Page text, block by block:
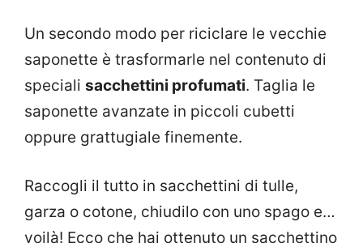
Un secondo modo per riciclare le vecchie
saponette è trasformarle nel contenuto di
speciali sacchettini profumati. Taglia le
saponette avanzate in piccoli cubetti
oppure grattugiale finemente.
Raccogli il tutto in sacchettini di tulle,
garza o cotone, chiudilo con uno spago e…
voilà! Ecco che hai ottenuto un sacchettino